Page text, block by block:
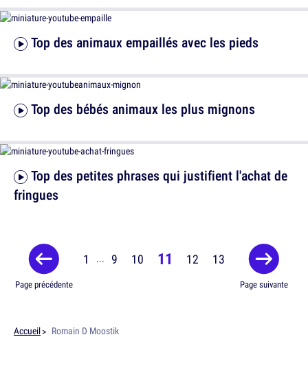
Top des bébés animaux les plus mignons
Top des animaux empaillés avec les pieds
fringues
Page précédente
1 ... 9 10 11 12 13
Page suivante
Accueil Romain D Moostik